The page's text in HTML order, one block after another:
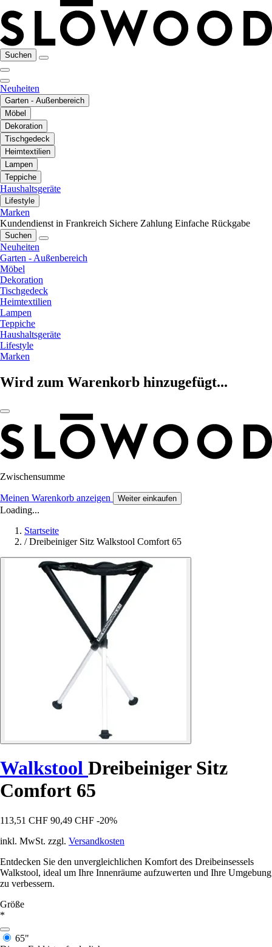
Suchen
Neuheiten
Garten - Außenbereich
Möbel
Dekoration
Tischgedeck
Heimtextilien
Lampen
Teppiche
Haushaltsgeräte
Lifestyle
Marken
Kundendienst in Frankreich Sichere Zahlung Einfache Rückgabe
Suchen
Neuheiten
Garten - Außenbereich
Möbel
Dekoration
Tischgedeck
Heimtextilien
Lampen
Teppiche
Haushaltsgeräte
Lifestyle
Marken
Wird zum Warenkorb hinzugefügt...
Zwischensumme
Meinen Warenkorb anzeigen Weiter einkaufen
Loading...
Startseite
/ Dreibeiniger Sitz Walkstool Comfort 65
Walkstool Dreibeiniger Sitz
Comfort 65
113,51 CHF 90,49 CHF -20%
inkl. MwSt. zzgl. Versandkosten
Entdecken Sie den unvergleichlichen Komfort des Dreibeinsessels
Walkstool, ideal um Ihre Innenräume aufzuwerten und Ihre Umgebung
zu verbessern.
Größe
*
65"